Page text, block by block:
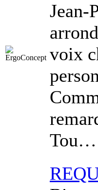
Jean-
voix
Tou…